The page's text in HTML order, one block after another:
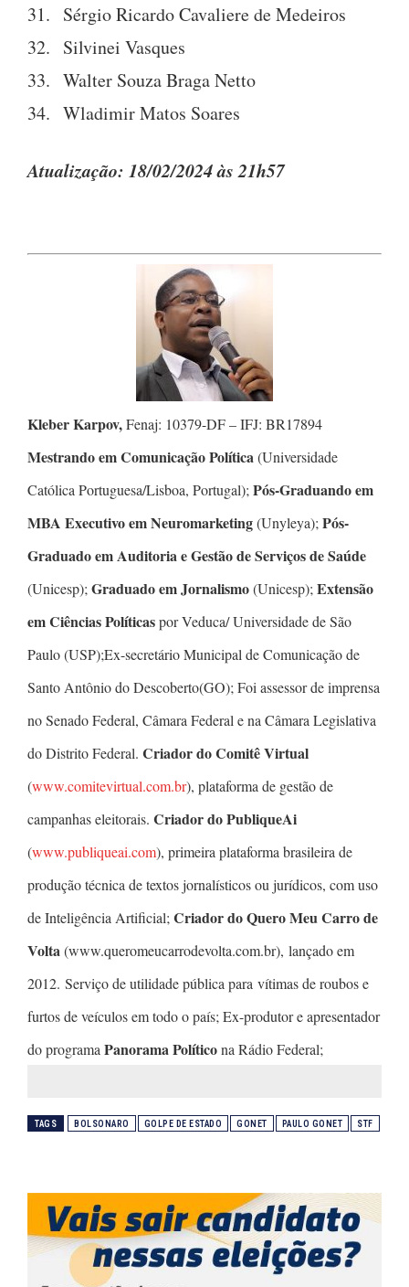
31. Sérgio Ricardo Cavaliere de Medeiros
32. Silvinei Vasques
33. Walter Souza Braga Netto
34. Wladimir Matos Soares
Atualização: 18/02/2024 às 21h57
Kleber Karpov,Fenaj: 10379-DF – IFJ: BR17894
Mestrando em Comunicação Política(Universidade
Católica Portuguesa/Lisboa, Portugal); Pós-Graduando em
MBA Executivo em Neuromarketing(Unyleya); Pós-
Graduado em Auditoria e Gestão de Serviços de Saúde
(Unicesp); Graduado em Jornalismo(Unicesp); Extensão
em Ciências Políticaspor Veduca/ Universidade de São
Paulo (USP);Ex-secretário Municipal de Comunicação de
Santo Antônio do Descoberto(GO); Foi assessor de imprensa
no Senado Federal, Câmara Federal e na Câmara Legislativa
do Distrito Federal. Criador do Comitê Virtual
(www.comitevirtual.com.br), plataforma de gestão de
campanhas eleitorais. Criador do PubliqueAi
(www.publiqueai.com), primeira plataforma brasileira de
produção técnica de textos jornalísticos ou jurídicos, com uso
de Inteligência Artificial; Criador do Quero Meu Carro de
Volta(www.queromeucarrodevolta.com.br), lançado em
2012. Serviço de utilidade pública para vítimas de roubos e
furtos de veículos em todo o país; Ex-produtor e apresentador
do programa Panorama Políticona Rádio Federal;
TAGS BOLSONARO GOLPE DE ESTADO GONET PAULO GONET STF